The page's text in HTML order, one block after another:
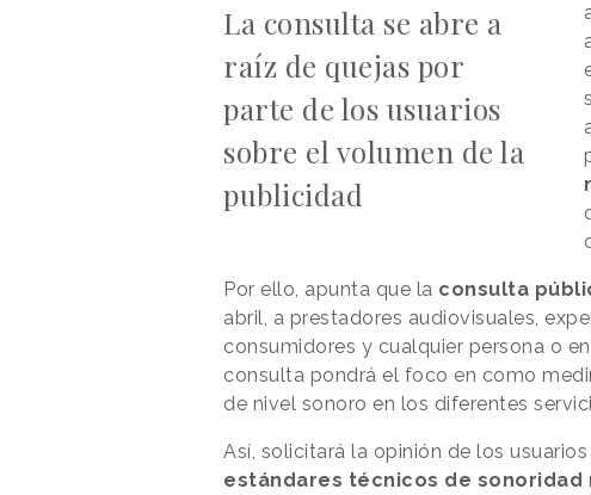
La consulta se abre a
raíz de quejas por
parte de los usuarios
sobre el volumen de la
publicidad
Por ello, apunta que la consulta
abril, a prestadores audiovisuales,
consumidores y cualquier persona o
consulta pondrá el foco en como
de nivel sonoro en los diferentes
Así, solicitará la opinión de los
estándares técnicos de sonoridad